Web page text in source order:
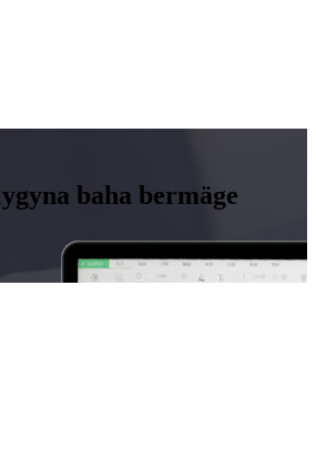
baha bermäge